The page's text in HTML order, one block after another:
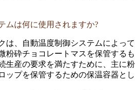
ムは何に使用されますか?
は、自動温度制御システムによって
粉砕チョコレートマスを保管するも
生産の要求を満たすために、主に粉
ップを保管するための保温容器とし